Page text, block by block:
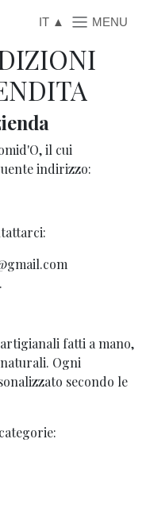
IT
il cui
indirizzo:
fatti a mano,
Ogni
secondo le